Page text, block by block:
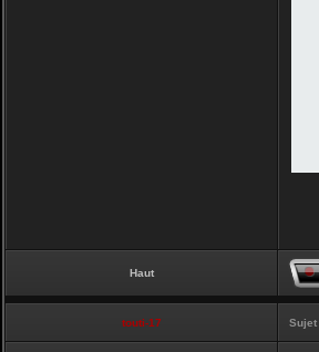
Haut
touti-17 Sujet